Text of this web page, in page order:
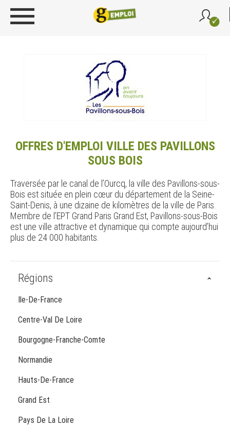
OFFRES D'EMPLOI VILLE DES PAVILLONS
SOUS BOIS
Traversée par le canal de l’Ourcq, la ville des Pavillons-sous-
Bois est située en plein cœur du département de la Seine-
Saint-Denis, à une dizaine de kilomètres de la ville de Paris.
Membre de l’EPT Grand Paris Grand Est, Pavillons-sous-Bois
est une ville attractive et dynamique qui compte aujourd’hui
plus de 24 000 habitants.
Régions
Ile-De-France
Centre-Val De Loire
Bourgogne-Franche-Comte
Normandie
Hauts-De-France
Grand Est
Pays De La Loire